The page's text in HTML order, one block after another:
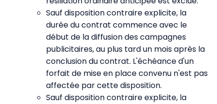
Sauf disposition contraire explicite, la
durée du contrat commence avec le
début de la diffusion des campagnes
publicitaires, au plus tard un mois après la
conclusion du contrat. L'échéance d'un
forfait de mise en place convenu n'est pas
affectée par cette disposition.
Sauf disposition contraire explicite, la